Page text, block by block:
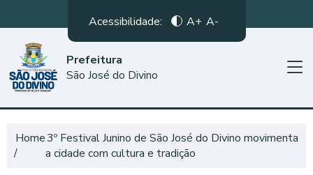
Acessibilidade: A+ A-
Prefeitura
São José do Divino
Home3º Festival Junino de São José do Divino movimenta
a cidade com cultura e tradição